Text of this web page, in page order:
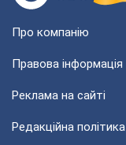
Про компанію
Правова інформація
Реклама на сайті
Редакційна політика